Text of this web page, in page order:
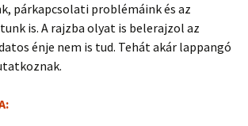
párkapcsolati problémáink és az
is. A rajzba olyat is belerajzol az
énje nem is tud. Tehát akár lappangó